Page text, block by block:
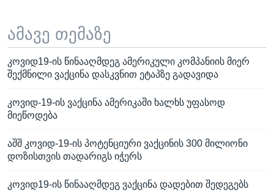
ამავე თემაზე
კოვიდ19-ის წინააღმდეგ ამერიკული კომპანიის მიერ
შექმნილი ვაქცინა დასკვნით ეტაპზე გადავიდა
კოვიდ-19-ის ვაქცინა ამერიკაში ხალხს უფასოდ
მიეწოდება
აშშ კოვიდ-19-ის პოტენციური ვაქცინის 300 მილიონი
დოზისთვის თადარიგს იჭერს
კოვიდ19-ის წინააღმდეგ ვაქცინა დადებით შედეგებს